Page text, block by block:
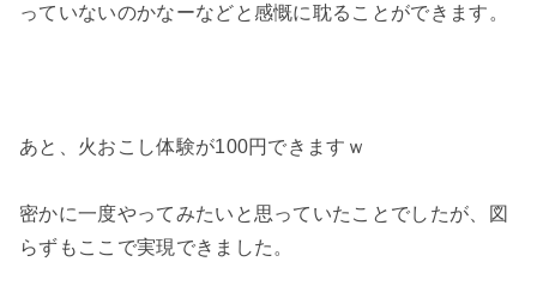
っていないのかなーなどと感慨に耽ることができます。
あと、火おこし体験が100円できますｗ
密かに一度やってみたいと思っていたことでしたが、図
らずもここで実現できました。